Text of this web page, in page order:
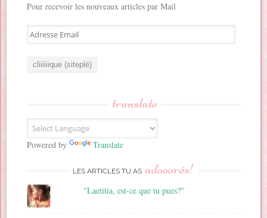
Pour recevoir les nouveaux articles par Mail
A
d
E
m
a
translate
Powered by Translate
LES ARTICLES TU AS adooorés!
"Laetitia, est-ce que tu pues?"